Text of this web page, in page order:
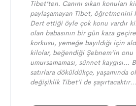
Tibet’ten. Canını sıkan konuları
paylaşamayan Tibet, öğretmenini
Dert ettiği öyle çok konu vardır
olan babasının bir gün kaza
korkusu, yemeğe bayıldığı için
kilolar, beğendiği Şebnem’in onu
umursamaması, sünnet kaygısı…
satırlara döküldükçe, yaşamında
değişiklik Tibet’i de şaşırtacaktır…